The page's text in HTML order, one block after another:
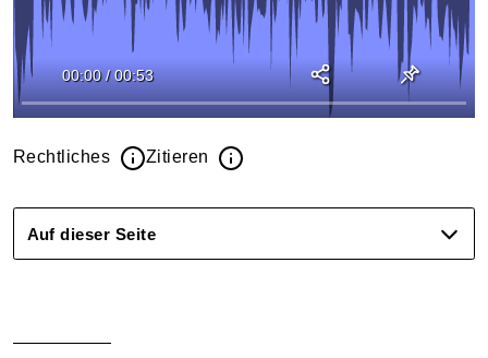
00:00 / 00:53
Rechtliches Zitieren
Auf dieser Seite